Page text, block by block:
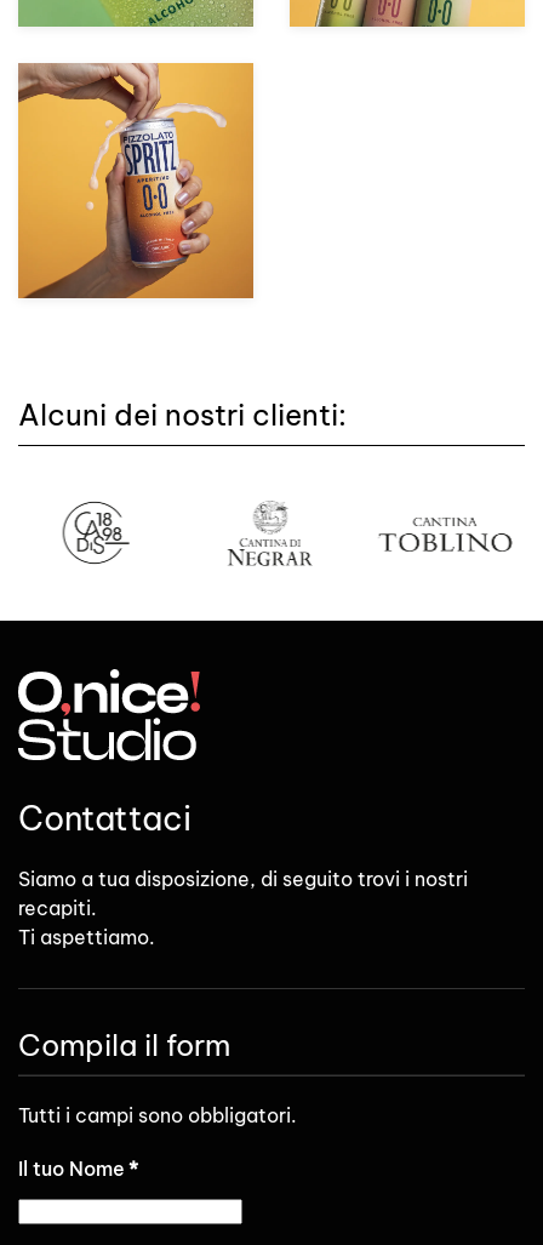
zoom +
Alcuni dei nostri clienti:
Contattaci
Siamo a tua disposizione, di seguito trovi i nostri
recapiti.
Ti aspettiamo.
Compila il form
Tutti i campi sono obbligatori.
Il tuo Nome *